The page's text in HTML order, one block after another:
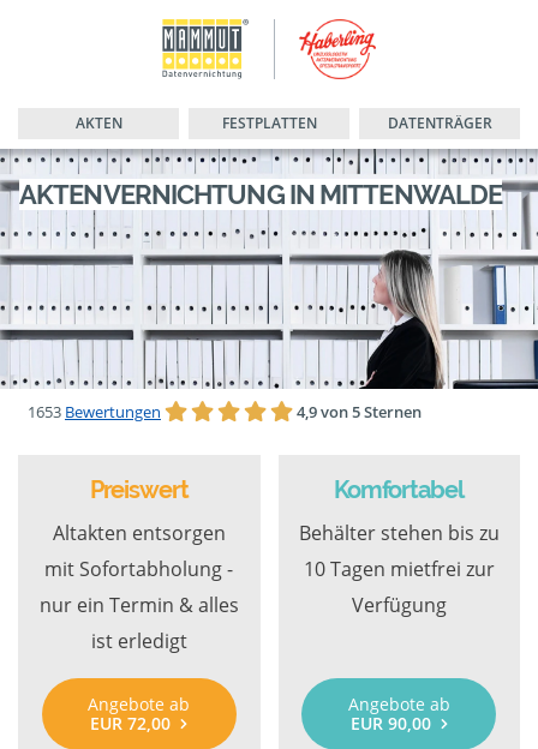
AKTEN FESTPLATTEN DATENTRÄGER
AKTENVERNICHTUNG IN MITTENWALDE
1653 Bewertungen 4,9 von 5 Sternen
Preiswert
Altakten entsorgen
mit Sofortabholung -
nur ein Termin & alles
ist erledigt
Angebote ab
EUR 72,00
Komfortabel
Behälter stehen bis zu
10 Tagen mietfrei zur
Verfügung
Angebote ab
EUR 90,00